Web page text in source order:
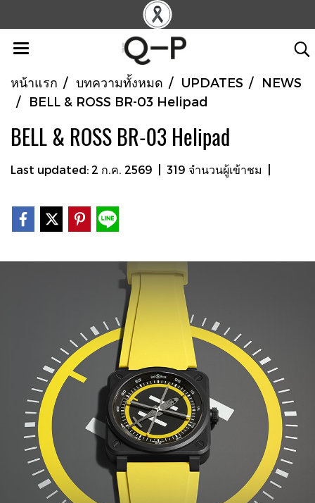
หน้าแรก บทความทั้งหมด UPDATES
NEWS
BELL & ROSS BR-03 Helipad
BELL & ROSS BR-03 Helipad
Last updated: 2 ก.ค. 2569 319 จำนวนผู้เข้าชม